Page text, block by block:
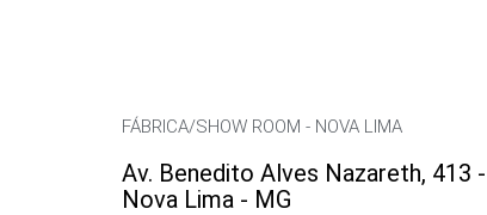
FÁBRICA/SHOW ROOM - NOVA LIMA
Av. Benedito Alves Nazareth, 413
Nova Lima - MG